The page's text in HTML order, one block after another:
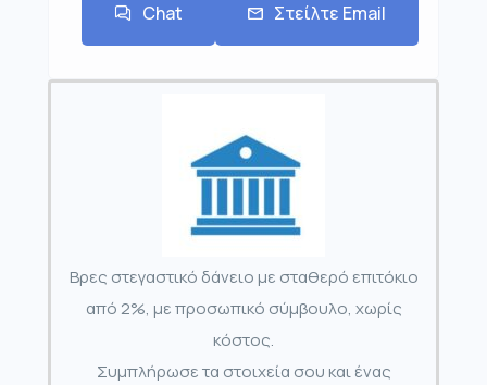
Chat Στείλτε Email
Βρες στεγαστικό δάνειο με σταθερό επιτόκιο
από 2%, με προσωπικό σύμβουλο, χωρίς
κόστος.
Συμπλήρωσε τα στοιχεία σου και ένας